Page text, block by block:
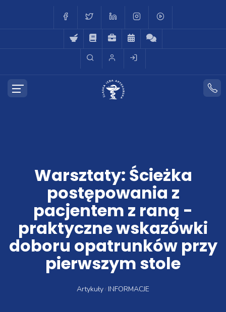
Warsztaty: Ścieżka
postępowania z
pacjentem z raną -
praktyczne wskazówki
doboru opatrunków przy
pierwszym stole
Artykuły INFORMACJE